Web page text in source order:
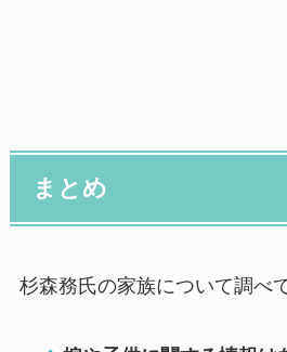
まとめ
杉森務氏の家族について調べ